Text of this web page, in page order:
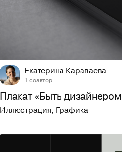
Екатерина Караваева
1 соавтор
Плакат «Быть
Иллюстрация, Графика